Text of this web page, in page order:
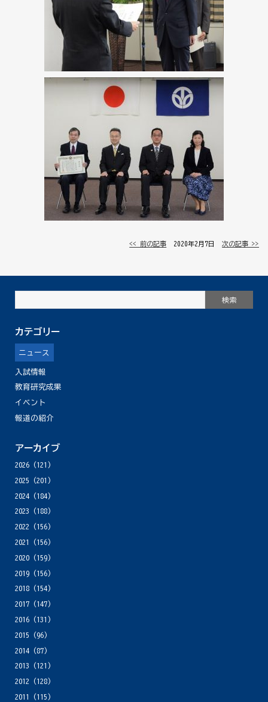
<< 前の記事 │ 2020年2月7日 │次の記事 >>
カテゴリー
ニュース
入試情報
教育研究成果
イベント
報道の紹介
アーカイブ
2026(121)
2025 (201)
2024(184)
2023 (188)
2022 (156)
2021
(156)
2020(159)
2019(156)
2018(154)
2017(147)
2016(131)
2015 (96)
2014(87)
2013 (121)
2012 (128)
2011
(115)